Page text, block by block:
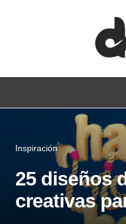
Inspiración
25 diseños
creativas